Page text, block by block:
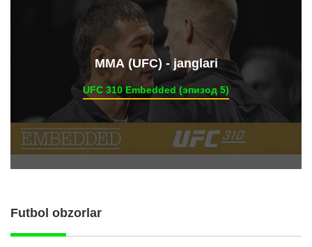
ММА (UFC) - janglari
UFC 310 Embedded (эпизод 5)
Futbol obzorlar